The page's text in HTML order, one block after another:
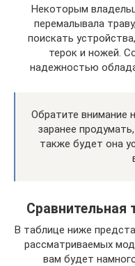
Некоторым
перемалывала
поискать
терок и ножей.
надежностью
Обратите внимание
заранее
также будет она
Сравнительная
В таблице ниже
рассматриваемых
вам будет